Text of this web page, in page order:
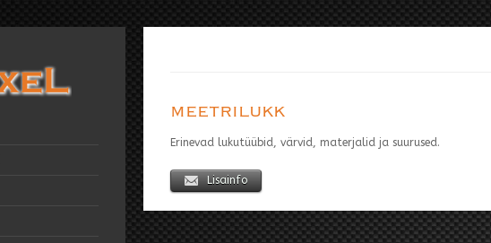
MEETRILUKK
Erinevad lukutüübid, värvid, materjalid ja suurused.
Lisainfo